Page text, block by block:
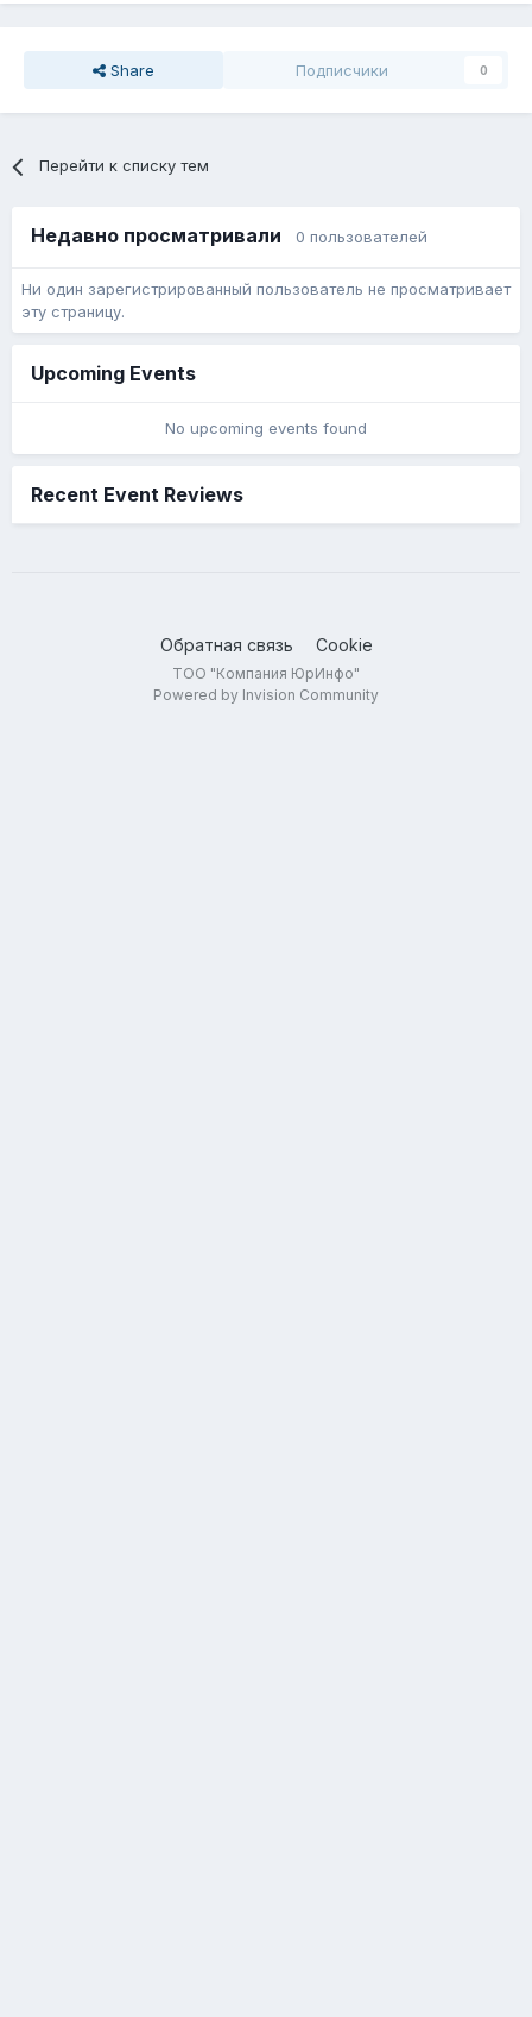
Share Подписчики 0
Перейти к списку тем
Недавно просматривали 0 пользователей
Ни один зарегистрированный пользователь не просматривает
эту страницу.
Upcoming Events
No upcoming events found
Recent Event Reviews
Обратная связь Cookie
ТОО "Компания ЮрИнфо"
Powered by Invision Community